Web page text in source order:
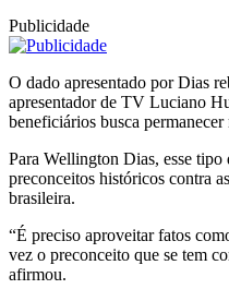
Publicidade
O dado apresentado por Dias
apresentador de TV Luciano
beneficiários busca
Para Wellington Dias, esse tipo
preconceitos históricos contra
brasileira.
“É preciso aproveitar fatos
vez o preconceito que se tem
afirmou.